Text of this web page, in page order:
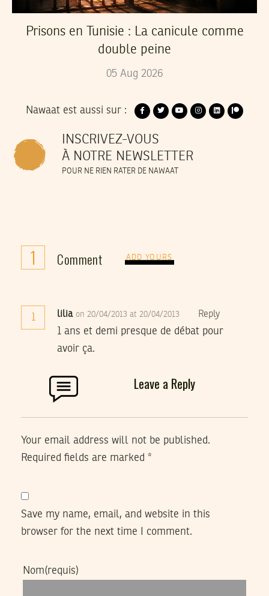
Prisons en Tunisie : La canicule comme
double peine
05 Aug 2026
Nawaat est aussi sur :
INSCRIVEZ-VOUS
À NOTRE NEWSLETTER
POUR NE RIEN RATER DE NAWAAT
1 Comment ADD YOURS
1 lilia on 20/04/2013 at 20/04/2013 Reply
1 ans et demi presque de débat pour
avoir ça.
Leave a Reply
Your email address will not be published.
Required fields are marked *
Save my name, email, and website in this
browser for the next time I comment.
Nom(requis)